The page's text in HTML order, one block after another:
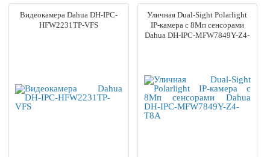
Видеокамера Dahua DH-IPC-
HFW2231TP-VFS
Уличная Dual-Sight Polarlight
IP-камера с 8Мп сенсорами
Dahua DH-IPC-MFW7849Y-Z4-